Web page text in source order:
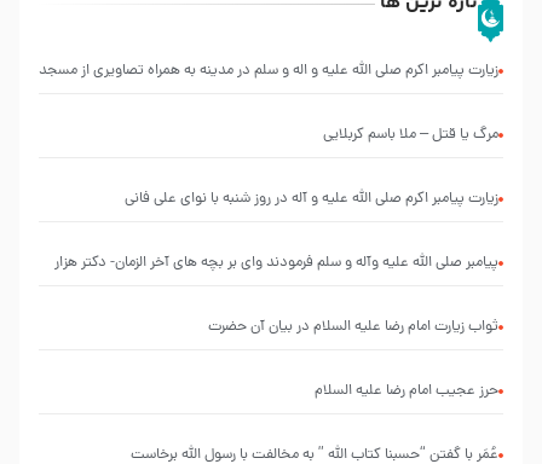
زیارت پیامبر اکرم صلی الله علیه و اله و سلم در مدینه به همراه تصاویری از مسجد
مرگ یا قتل – ملا باسم کربلایی
زیارت پیامبر اکرم صلی الله علیه و آله در روز شنبه با نوای علی فانی
پیامبر صلی الله علیه وآله و سلم فرمودند وای بر بچه های آخر الزمان- دکتر هزار
ثواب زیارت امام رضا علیه السلام در بیان آن حضرت
حرز عجیب امام رضا علیه السلام
عُمَر با گفتن “حسبنا كتاب اللّه ” به مخالفت با رسول اللّه برخاست